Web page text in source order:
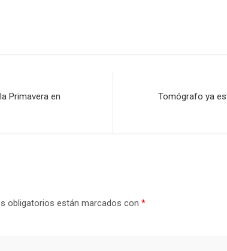
Primavera en
Tomógrafo ya
obligatorios están marcados con *